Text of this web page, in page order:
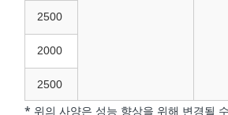
2500
2000
2500
* 위의 사양은 성능 향상을 위해 변경될